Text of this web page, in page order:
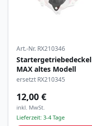
Art.-Nr. RX210346
Startergetriebedeckel
MAX altes Modell
ersetzt RX210345
12,00 €
inkl. MwSt.
Lieferzeit: 3-4 Tage